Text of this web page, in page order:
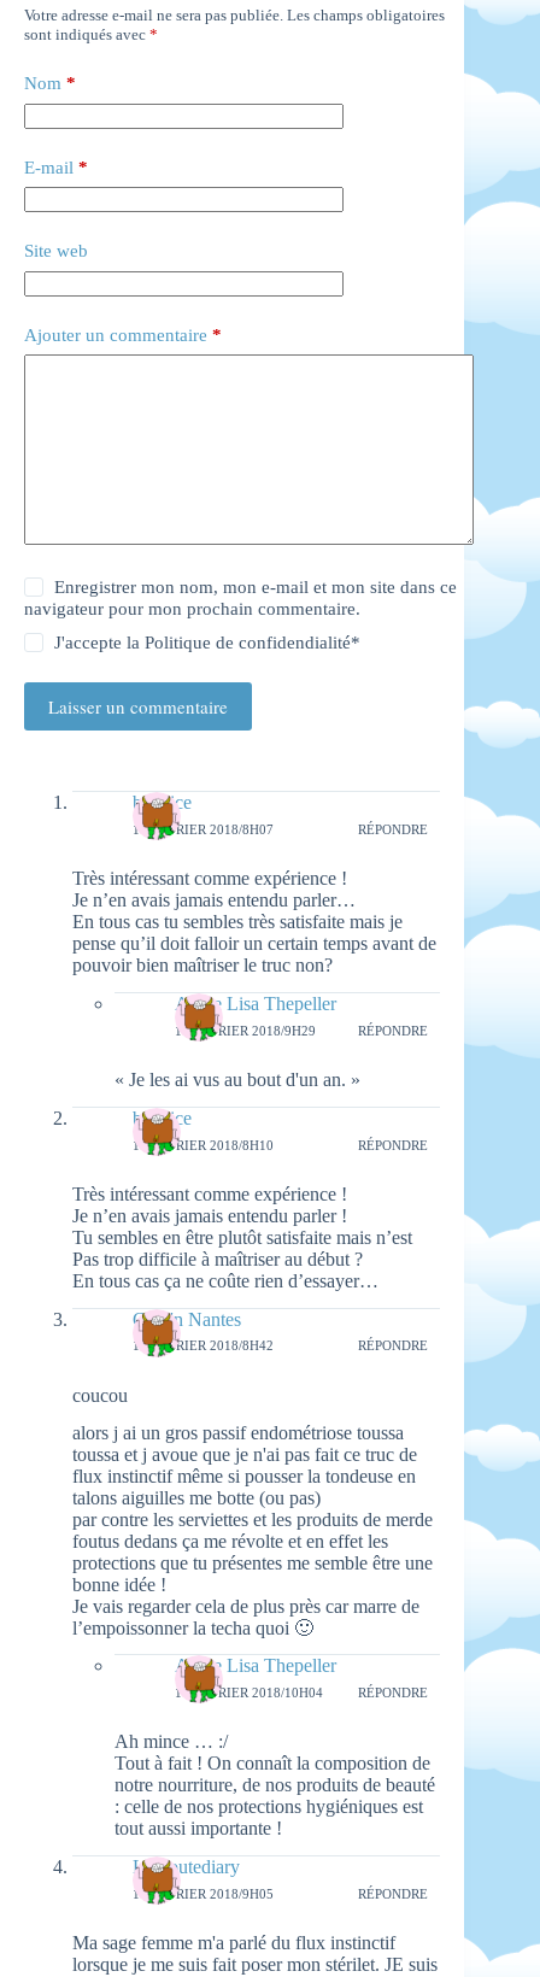
Votre adresse e-mail ne sera pas publiée. Les champs obligatoires
sont indiqués avec *
Nom *
E-mail *
Site web
Ajouter un commentaire *
Enregistrer mon nom, mon e-mail et mon site dans ce
navigateur pour mon prochain commentaire.
J'accepte laPolitique de confidendialité*
Laisser un commentaire
beatrice
16 FÉVRIER 2018/8H07 RÉPONDRE
Très intéressant comme expérience !
Je n’en avais jamais entendu parler…
En tous cas tu sembles très satisfaite mais je
pense qu’il doit falloir un certain temps avant de
pouvoir bien maîtriser le truc non?
Aimie Lisa Thepeller
16 FÉVRIER 2018/9H29 RÉPONDRE
« Je les ai vus au bout d'un an. »
beatrice
16 FÉVRIER 2018/8H10 RÉPONDRE
Très intéressant comme expérience !
Je n’en avais jamais entendu parler !
Tu sembles en être plutôt satisfaite mais n’est
Pas trop difficile à maîtriser au début ?
En tous cas ça ne coûte rien d’essayer…
Girls'n Nantes
16 FÉVRIER 2018/8H42 RÉPONDRE
coucou
alors j ai un gros passif endométriose toussa
toussa et j avoue que je n'ai pas fait ce truc de
flux instinctif même si pousser la tondeuse en
talons aiguilles me botte (ou pas)
par contre les serviettes et les produits de merde
foutus dedans ça me révolte et en effet les
protections que tu présentes me semble être une
bonne idée !
Je vais regarder cela de plus près car marre de
l’empoissonner la techa quoi 🙂
Aimie Lisa Thepeller
16 FÉVRIER 2018/10H04 RÉPONDRE
Ah mince … :/
Tout à fait ! On connaît la composition de
notre nourriture, de nos produits de beauté
: celle de nos protections hygiéniques est
tout aussi importante !
Louloutediary
16 FÉVRIER 2018/9H05 RÉPONDRE
Ma sage femme m'a parlé du flux instinctif
lorsque je me suis fait poser mon stérilet. JE suis